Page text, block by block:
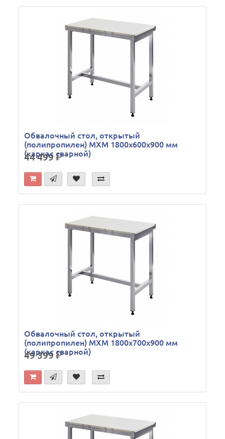
Обвалочный стол, открытый
(полипропилен) МХМ 1800х600х900 мм
(каркас сварной)
44 499р.
Обвалочный стол, открытый
(полипропилен) МХМ 1800х700х900 мм
(каркас сварной)
49 399р.